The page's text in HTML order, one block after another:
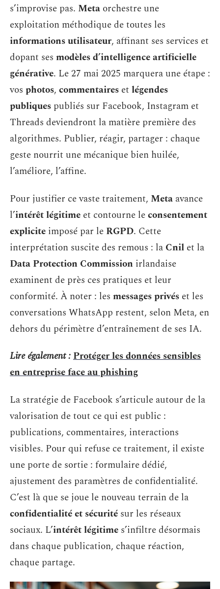
s’improvise pas. Meta orchestre une
exploitation méthodique de toutes les
informations utilisateur, affinant ses services et
dopant ses modèles d’intelligence artificielle
générative. Le 27 mai 2025 marquera une étape :
vos photos, commentaires et légendes
publiques publiés sur Facebook, Instagram et
Threads deviendront la matière première des
algorithmes. Publier, réagir, partager : chaque
geste nourrit une mécanique bien huilée,
l’améliore, l’affine.
Pour justifier ce vaste traitement, Meta avance
l’intérêt légitime et contourne leconsentement
explicite imposé par le RGPD. Cette
interprétation suscite des remous : la Cnil et la
Data Protection Commission irlandaise
examinent de près ces pratiques et leur
conformité. À noter : les messages privés et les
conversations WhatsApp restent, selon Meta, en
dehors du périmètre d’entraînement de ses IA.
Lire également :Protéger les données sensibles
en entreprise face au phishing
La stratégie de Facebook s’articule autour de la
valorisation de tout ce qui est public :
publications, commentaires, interactions
visibles. Pour qui refuse ce traitement, il existe
une porte de sortie : formulaire dédié,
ajustement des paramètres de confidentialité.
C’est là que se joue le nouveau terrain de la
confidentialité et sécurité sur les réseaux
sociaux. L’intérêt légitime s’infiltre désormais
dans chaque publication, chaque réaction,
chaque partage.